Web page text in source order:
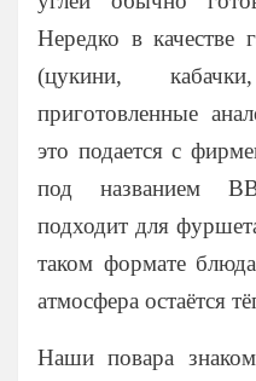
На съемки
Балашиха
Внуково
Жуковский
Красногорск
Королев
Мытищи
Нередко в качестве
(цукини,
приготовленные
это подается с
под названием
подходит для
таком формате
атмосфера остаётся
Наши повара